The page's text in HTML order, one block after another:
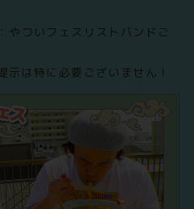
やついフェスリストバンドご
は特に必要ございません！